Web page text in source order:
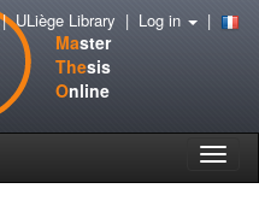
Master
Thesis
Online
Toggle
ULiège Library | Log in |